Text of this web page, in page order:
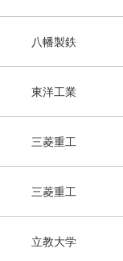
八幡製鉄
東洋工業
三菱重工
三菱重工
立教大学